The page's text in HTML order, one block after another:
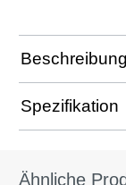
Beschreibung
Spezifikation
Ähnliche